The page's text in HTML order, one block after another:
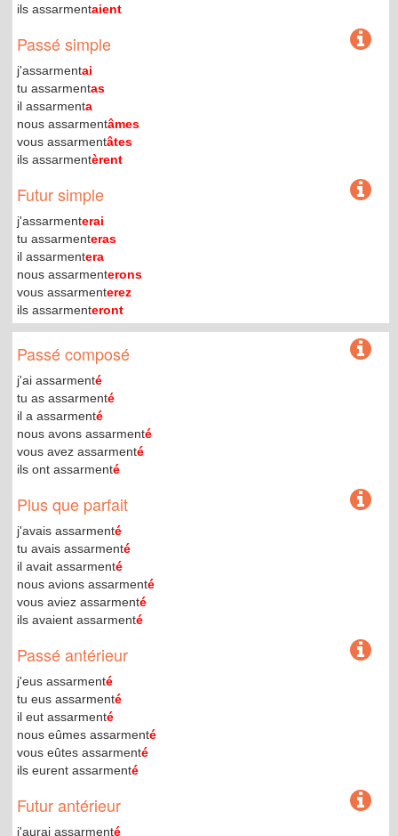
ils assarmentaient
Passé simple
j'assarmentai
tu assarmentas
il assarmenta
nous assarmentâmes
vous assarmentâtes
ils assarmentèrent
Futur simple
j'assarmenterai
tu assarmenteras
il assarmentera
nous assarmenterons
vous assarmenterez
ils assarmenteront
Passé composé
j'ai assarmenté
tu as assarmenté
il a assarmenté
nous avons assarmenté
vous avez assarmenté
ils ont assarmenté
Plus que parfait
j'avais assarmenté
tu avais assarmenté
il avait assarmenté
nous avions assarmenté
vous aviez assarmenté
ils avaient assarmenté
Passé antérieur
j'eus assarmenté
tu eus assarmenté
il eut assarmenté
nous eûmes assarmenté
vous eûtes assarmenté
ils eurent assarmenté
Futur antérieur
j'aurai assarmenté